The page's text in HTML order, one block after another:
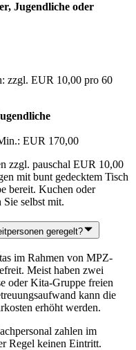
Jugendliche oder
zzgl. EUR 10,00 pro 60
EUR 170,00
zzgl. pauschal EUR 10,00
mit bunt gedecktem Tisch
bereit. Kuchen oder
selbst mit.
geregelt?
im Rahmen von MPZ-
Meist haben zwei
oder Kita-Gruppe freien
kann die
erhöht werden.
zahlen im
Regel keinen Eintritt.